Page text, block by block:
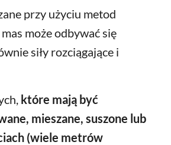
przy użyciu metod
może odbywać się
siły rozciągające i
które mają być
mieszane, suszone lub
(wiele metrów